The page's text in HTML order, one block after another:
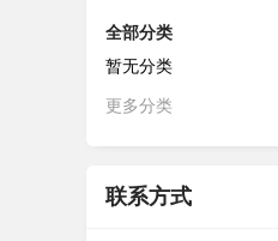
全部分类
暂无分类
更多分类
联系方式